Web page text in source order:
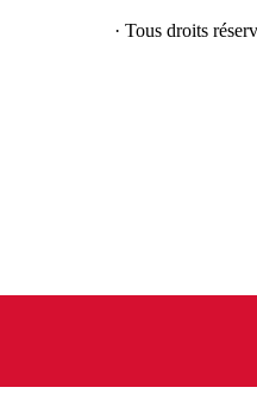
· Tous droits